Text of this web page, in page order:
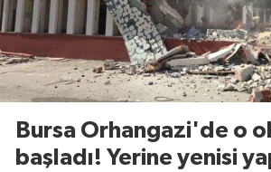
Bursa Orhangazi'de o
başladı! Yerine yenisi